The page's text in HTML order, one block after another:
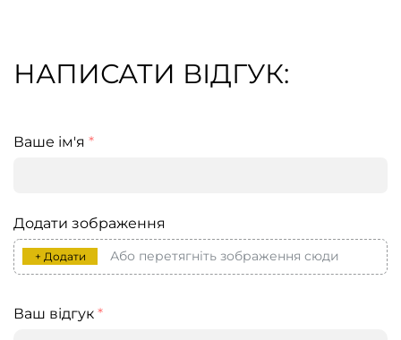
НАПИСАТИ ВІДГУК:
Ваше ім'я *
Додати зображення
+ Додати Або перетягніть зображення сюди
Ваш відгук *